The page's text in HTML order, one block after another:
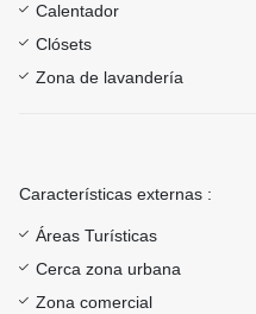
Calentador
Clósets
Zona de lavandería
Características externas :
Áreas Turísticas
Cerca zona urbana
Zona comercial